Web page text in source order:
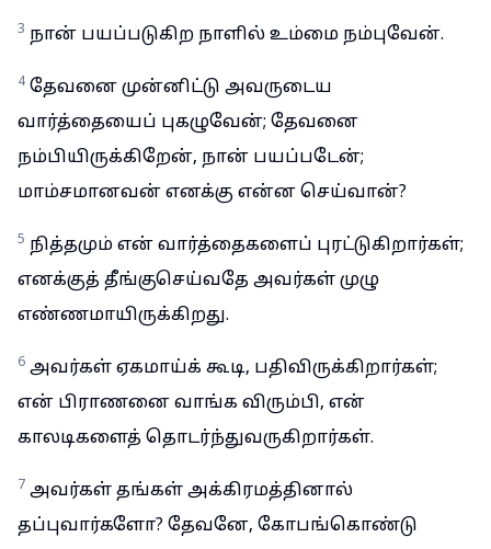
3 நான் பயப்படுகிற நாளில் உம்மை நம்புவேன்.
4 தேவனை முன்னிட்டு அவருடைய
வார்த்தையைப் புகழுவேன்; தேவனை
நம்பியிருக்கிறேன், நான் பயப்படேன்;
மாம்சமானவன் எனக்கு என்ன செய்வான்?
5 நித்தமும் என் வார்த்தைகளைப் புரட்டுகிறார்கள்;
எனக்குத் தீங்குசெய்வதே அவர்கள் முழு
எண்ணமாயிருக்கிறது.
6 அவர்கள் ஏகமாய்க் கூடி, பதிவிருக்கிறார்கள்;
என் பிராணனை வாங்க விரும்பி, என்
காலடிகளைத் தொடர்ந்துவருகிறார்கள்.
7 அவர்கள் தங்கள் அக்கிரமத்தினால்
தப்புவார்களோ? தேவனே, கோபங்கொண்டு